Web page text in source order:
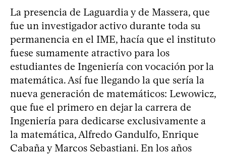
La presencia de Laguardia y de Massera, que
fue un investigador activo durante toda su
permanencia en el IME, hacía que el instituto
fuese sumamente atractivo para los
estudiantes de Ingeniería con vocación por la
matemática. Así fue llegando la que sería la
nueva generación de matemáticos: Lewowicz,
que fue el primero en dejar la carrera de
Ingeniería para dedicarse exclusivamente a
la matemática, Alfredo Gandulfo, Enrique
Cabaña y Marcos Sebastiani. En los años